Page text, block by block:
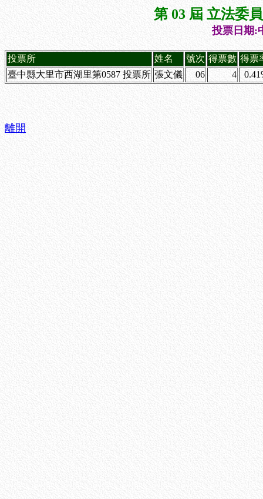
第 03 屆 立法委
投票日期:
投票所 姓名 號次 得票數 得票
臺中縣大里市西湖里第0587 投票所 張文儀 06 4
離開